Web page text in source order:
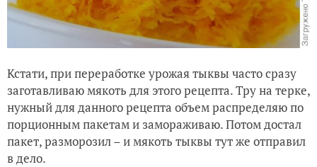
Кстати, при переработке урожая тыквы часто сразу
заготавливаю мякоть для этого рецепта. Тру на терке,
нужный для данного рецепта объем распределяю по
порционным пакетам и замораживаю. Потом достал
пакет, разморозил–и мякоть тыквы тут же отправил
в дело.